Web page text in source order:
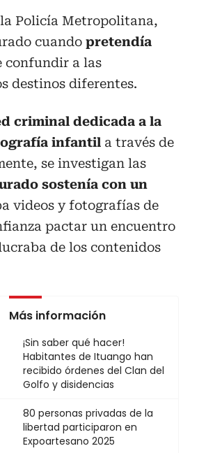
Policía Metropolitana,
cuando pretendía
confundir a las
destinos diferentes.
criminal dedicada a la
infantil a través de
se investigan las
sostenía con un
videos y fotografías de
pactar un encuentro
de los contenidos
Más información
¡Sin saber qué hacer!
Habitantes de Ituango han
recibido órdenes del Clan del
Golfo y disidencias
80 personas privadas de la
libertad participaron en
Expoartesano 2025